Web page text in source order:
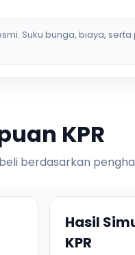
Suku bunga, biaya,
KPR
berdasarkan
Hasil
KPR